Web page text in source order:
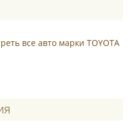
все авто марки TOYOTA